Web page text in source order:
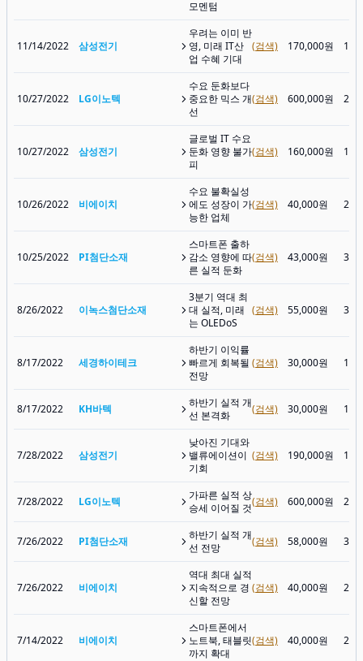
모멘텀
11/14/2022 삼성전기
우려는 이미 반
영, 미래 IT산
업 수혜 기대
(검색) 170,000원
10/27/2022 LG이노텍
수요 둔화보다
중요한 믹스 개
선
(검색) 600,000원
10/27/2022 삼성전기
글로벌 IT 수요
둔화 영향 불가
피
(검색) 160,000원
10/26/2022 비에이치
수요 불확실성
에도 성장이 가
능한 업체
(검색) 40,000원
10/25/2022 PI첨단소재
스마트폰 출하
감소 영향에 따
른 실적 둔화
(검색) 43,000원
8/26/2022 이녹스첨단소재
3분기 역대 최
대 실적, 미래
는 OLEDoS
(검색) 55,000원
8/17/2022 세경하이테크
하반기 이익률
빠르게 회복될
전망
(검색) 30,000원
8/17/2022 KH바텍
하반기 실적 개
선 본격화
(검색) 30,000원
7/28/2022 삼성전기
낮아진 기대와
밸류에이션이
기회
(검색) 190,000원
7/28/2022 LG이노텍
가파른 실적 상
승세 이어질 것(검색) 600,000원
7/26/2022 PI첨단소재
하반기 실적 개
선 전망
(검색) 58,000원
7/26/2022 비에이치
역대 최대 실적
지속적으로 경
신할 전망
(검색) 40,000원
7/14/2022 비에이치
스마트폰에서
노트북, 태블릿
까지 확대
(검색) 40,000원